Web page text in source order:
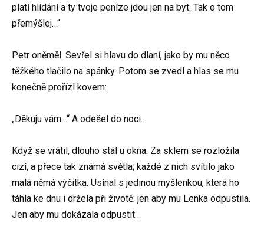
platí hlídání a ty tvoje peníze jdou jen na byt. Tak o tom
přemýšlej…“
Petr oněměl. Sevřel si hlavu do dlaní, jako by mu něco
těžkého tlačilo na spánky. Potom se zvedl a hlas se mu
konečně prořízl kovem:
„Děkuju vám…“ A odešel do noci.
Když se vrátil, dlouho stál u okna. Za sklem se rozložila
cizí, a přece tak známá světla; každé z nich svítilo jako
malá němá výčitka. Usínal s jedinou myšlenkou, která ho
táhla ke dnu i držela při životě: jen aby mu Lenka odpustila.
Jen aby mu dokázala odpustit…